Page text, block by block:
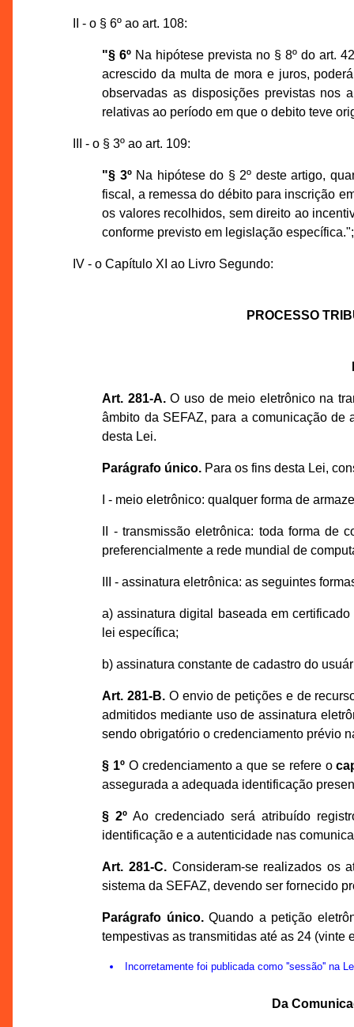
II - o § 6º ao art. 108:
"§ 6º Na hipótese prevista no § 8º do art.
acrescido da multa de mora e juros,
observadas as disposições previstas nos
relativas ao período em que o debito teve
III - o § 3º ao art. 109:
"§ 3ºNa hipótese do § 2º deste artigo,
fiscal, a remessa do débito para inscrição
os valores recolhidos, sem direito ao
conforme previsto em legislação específica.";
IV - o Capítulo XI ao Livro Segundo:
PROCESSO
Art. 281-A.O uso de meio eletrônico na
âmbito da SEFAZ, para a comunicação de
desta Lei.
Parágrafo único. Para os fins desta Lei,
I - meio eletrônico: qualquer forma de
II - transmissão eletrônica: toda forma de
preferencialmente a rede mundial de
III - assinatura eletrônica: as seguintes
a) assinatura digital baseada em
lei específica;
b) assinatura constante de cadastro do
Art. 281-B. O envio de petições e de
admitidos mediante uso de assinatura
sendo obrigatório o credenciamento prévio
§ 1º O credenciamento a que se refere o
assegurada a adequada identificação
§ 2º Ao credenciado será atribuído
identificação e a autenticidade nas
Art. 281-C.Consideram-se realizados os
sistema da SEFAZ, devendo ser fornecido
Parágrafo único.Quando a petição
tempestivas as transmitidas até as 24 (vinte
Incorretamente foi publicada como ''sessão'' na
Da